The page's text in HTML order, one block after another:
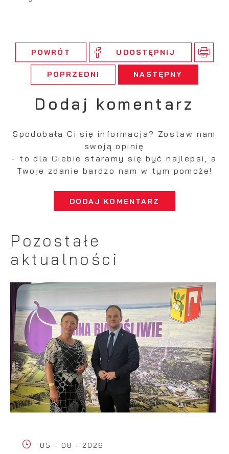
POWRÓT UDOSTĘPNIJ
POPRZEDNI NASTĘPNY
Dodaj komentarz
Spodobała Ci się informacja? Zostaw nam
swoją opinię
- to dla Ciebie staramy się być najlepsi, a
Twoje zdanie bardzo nam w tym pomoże!
DODAJ KOMENTARZ
Pozostałe
aktualności
05 - 08 - 2026